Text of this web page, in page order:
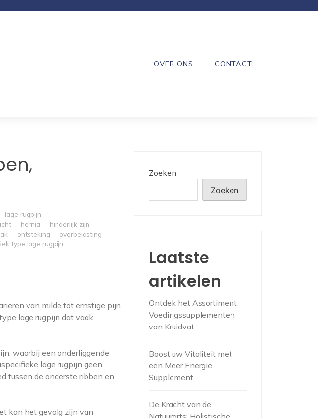
OVER ONS CONTACT
lage rugpijn
hernia
hinderlijk zijn
ontsteking
overbelasting
type lage rugpijn
van milde tot ernstige pijn
lage rugpijn dat vaak
waarbij een onderliggende
lage rugpijn geen
tussen de onderste ribben en
kan het gevolg zijn van
Zoeken
Zoeken
Laatste
artikelen
Ontdek het Assortiment
Voedingssupplementen
van Kruidvat
Boost uw Vitaliteit met
een Meer Energie
Supplement
De Kracht van de
Natuurarts: Holistische